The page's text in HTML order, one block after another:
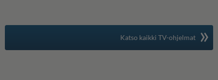
Katso kaikki TV-ohjelmat »